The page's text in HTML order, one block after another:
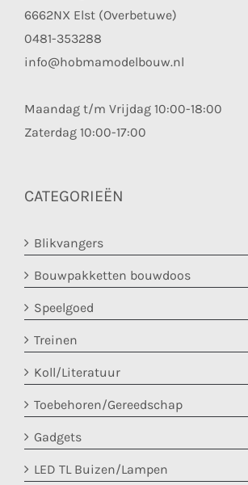
6662NX Elst (Overbetuwe)
0481-353288
info@hobmamodelbouw.nl
Maandag t/m Vrijdag 10:00-18:00
Zaterdag 10:00-17:00
CATEGORIEËN
Blikvangers
Bouwpakketten bouwdoos
Speelgoed
Treinen
Koll/Literatuur
Toebehoren/Gereedschap
Gadgets
LED TL Buizen/Lampen